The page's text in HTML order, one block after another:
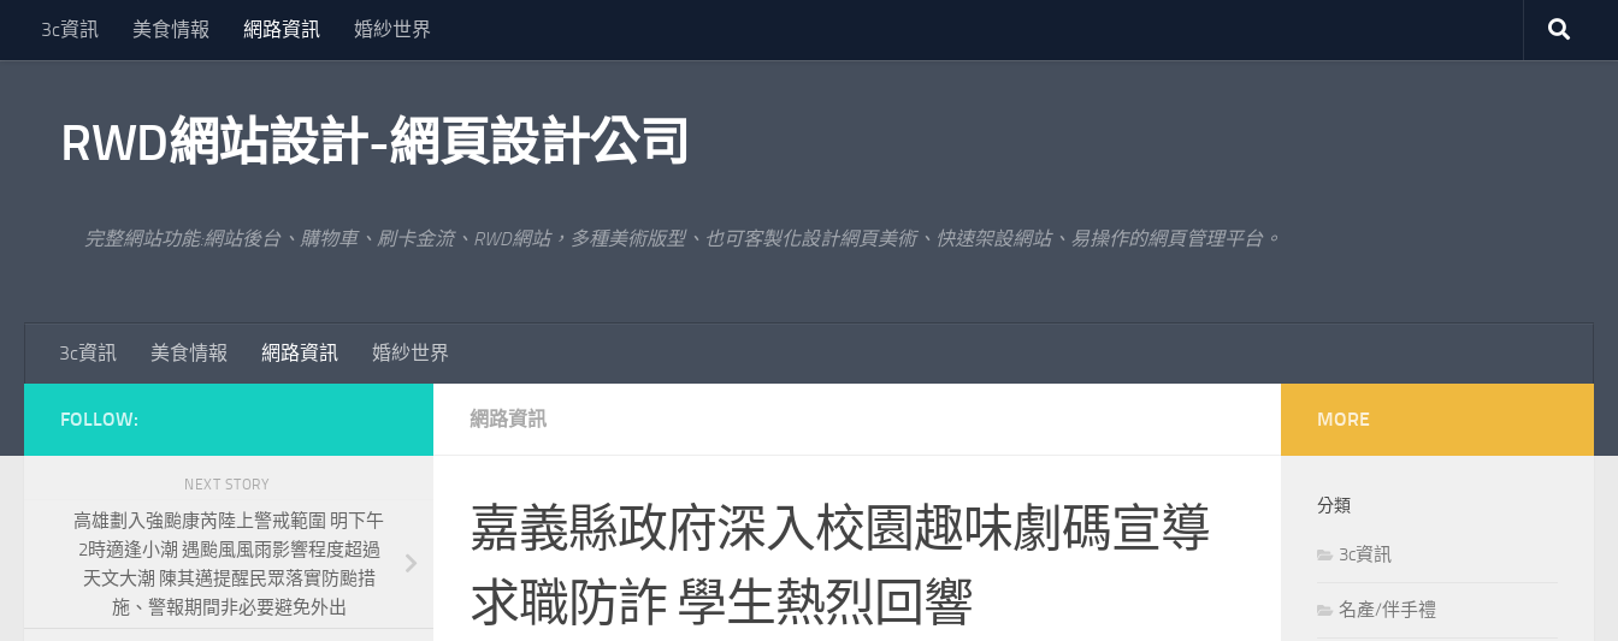
Skip to content
3c資訊 美食情報 網路資訊 婚紗世界
RWD網站設計-網頁設計公司
完整網站功能:網站後台、購物車、刷卡金流、RWD網站，多種美術版型、也可客製化設計網頁美術、快速架設網站、易操作的網頁管理平台。
3c資訊 美食情報 網路資訊 婚紗世界
網路資訊
嘉義縣政府深入校園趣味劇碼宣導
求職防詐 學生熱烈回響
FOLLOW:
NEXT STORY
高雄劃入強颱康芮陸上警戒範圍 明下午
2時適逢小潮 遇颱風風雨影響程度超過
天文大潮 陳其邁提醒民眾落實防颱措
施、警報期間非必要避免外出
MORE
分類
3c資訊
名產/伴手禮